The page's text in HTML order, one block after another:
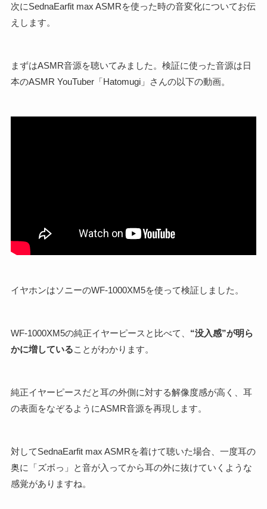
次にSednaEarfit max ASMRを使った時の音変化についてお伝
えします。
まずはASMR音源を聴いてみました。検証に使った音源は日
本のASMR YouTuber「Hatomugi」さんの以下の動画。
イヤホンはソニーのWF-1000XM5を使って検証しました。
WF-1000XM5の純正イヤーピースと比べて、 “没入感”が明ら
かに増していることがわかります。
純正イヤーピースだと耳の外側に対する解像度感が高く、耳
の表面をなぞるようにASMR音源を再現します。
対してSednaEarfit max ASMRを着けて聴いた場合、一度耳の
奥に「ズボっ」と音が入ってから耳の外に抜けていくような
感覚がありますね。